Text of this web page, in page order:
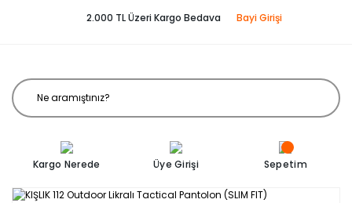
2.000 TL Üzeri Kargo Bedava Bayi Girişi
Kargo Nerede Üye Girişi Sepetim